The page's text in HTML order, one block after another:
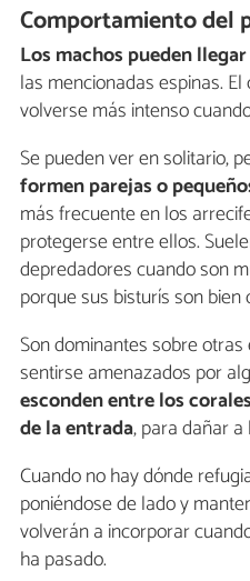
Comportamiento del
Los machos pueden
las mencionadas espinas.
volverse más intenso
Se pueden ver en solitario,
formen parejas o
más frecuente en los
protegerse entre ellos.
depredadores cuando son
porque sus bisturís son bien
Son dominantes sobre
sentirse amenazados por
esconden entre los
de la entrada, para dañar
Cuando no hay dónde
poniéndose de lado y
volverán a incorporar
ha pasado.